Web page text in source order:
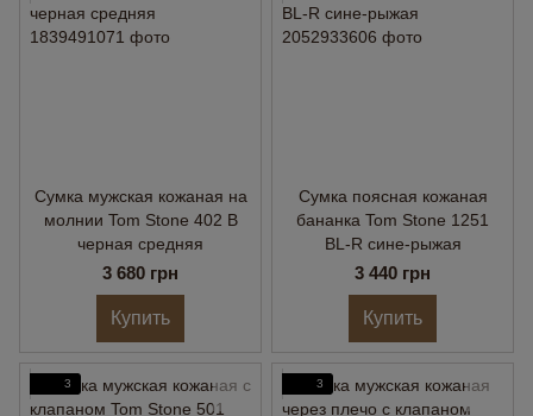
Сумка мужская кожаная на
молнии Tom Stone 402 B
черная средняя
3 680 грн
Купить
Сумка поясная кожаная
бананка Tom Stone 1251
BL-R сине-рыжая
3 440 грн
Купить
3 3